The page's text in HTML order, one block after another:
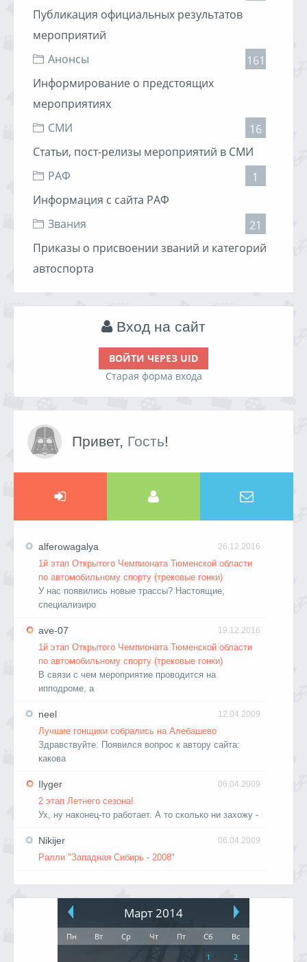
Публикация официальных результатов
мероприятий
Анонсы
161
Информирование о предстоящих
мероприятиях
СМИ
16
Статьи, пост-релизы мероприятий в СМИ
РАФ
1
Информация с сайта РАФ
Звания
21
Приказы о присвоении званий и категорий
автоспорта
Вход на сайт
ВОЙТИ ЧЕРЕЗ UID
Старая форма входа
Привет, Гость!
26.12.2016
alferowagalya
1й этап Открытого Чемпионата Тюменской области
по автомобильному спорту (трековые гонки)
У нас появились новые трассы? Настоящие,
специализиро
19.12.2016
ave-07
1й этап Открытого Чемпионата Тюменской области
по автомобильному спорту (трековые гонки)
В связи с чем мероприятие проводится на
ипподроме, а
12.04.2009
neel
Лучшие гонщики собрались на Алебашево
Здравствуйте. Появился вопрос к автору сайта:
какова
06.04.2009
Ilyger
2 этап Летнего сезона!
Ух, ну наконец-то работает. А то сколько ни захожу -
06.04.2009
Nikijer
Ралли "Западная Сибирь - 2008"
Март 2014
Пн Вт Ср Чт Пт Сб
Вс
1
2